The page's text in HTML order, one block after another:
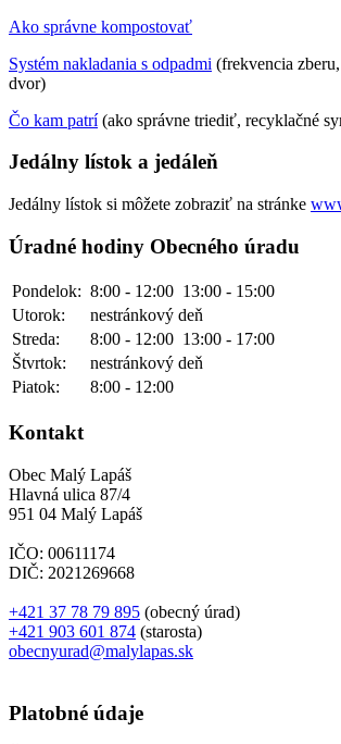
Ako správne kompostovať
Systém nakladania s odpadmi (frekvencia
dvor)
Čo kam patrí(ako správne triediť, recyklačné
Jedálny lístok a jedáleň
Jedálny lístok si môžete zobraziť na stránke
Úradné hodiny Obecného úradu
Pondelok: 8:00 - 12:00 13:00 - 15:00
Utorok:
nestránkový deň
Streda:
8:00 - 12:00 13:00 - 17:00
Štvrtok:
nestránkový deň
Piatok:
8:00 - 12:00
Kontakt
Obec Malý Lapáš
Hlavná ulica 87/4
951 04 Malý Lapáš
IČO: 00611174
DIČ: 2021269668
+421 37 78 79 895 (obecný úrad)
+421 903 601 874 (starosta)
obecnyurad@malylapas.sk
Platobné údaje